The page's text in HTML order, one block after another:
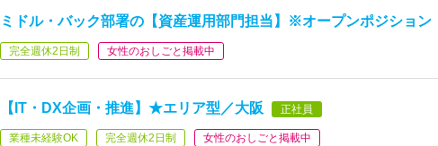
ミドル・バック部署の【資産運用部門担当】※オープンポジション
完全週休2日制 女性のおしごと掲載中
【IT・DX企画・推進】★エリア型／大阪 正社員
業種未経験OK 完全週休2日制 女性のおしごと掲載中